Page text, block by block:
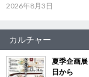
2026年8月3日
カルチャー
夏季企画
日から